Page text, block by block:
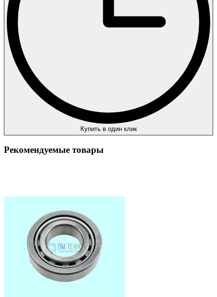
Купить в один клик
Рекомендуемые товары